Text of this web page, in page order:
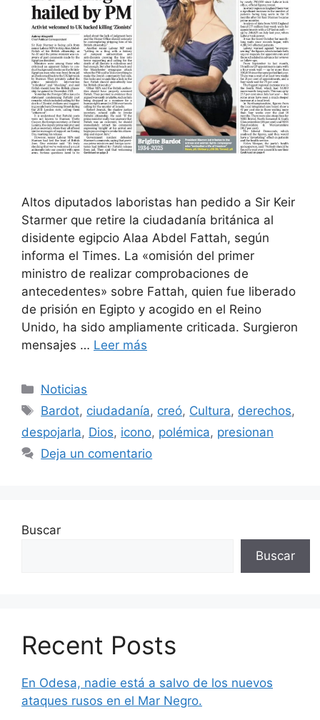
Altos diputados laboristas han pedido a Sir Keir
Starmer que retire la ciudadanía británica al
disidente egipcio Alaa Abdel Fattah, según
informa el Times. La «omisión del primer
ministro de realizar comprobaciones de
antecedentes» sobre Fattah, quien fue liberado
de prisión en Egipto y acogido en el Reino
Unido, ha sido ampliamente criticada. Surgieron
mensajes … Leer más
Categorías
Noticias
Etiquetas
Bardot, ciudadanía, creó, Cultura, derechos,
despojarla, Dios, icono, polémica, presionan
Deja un comentario
Buscar
Buscar
Recent Posts
En Odesa, nadie está a salvo de los nuevos
ataques rusos en el Mar Negro.